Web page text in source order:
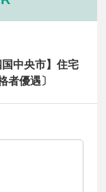
中央市】住宅
者優遇〕